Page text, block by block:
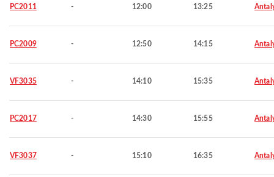
PC2011 - 12:00 13:25
PC2009 - 12:50 14:15
VF3035 - 14:10 15:35
PC2017 - 14:30 15:55
VF3037 - 15:10 16:35